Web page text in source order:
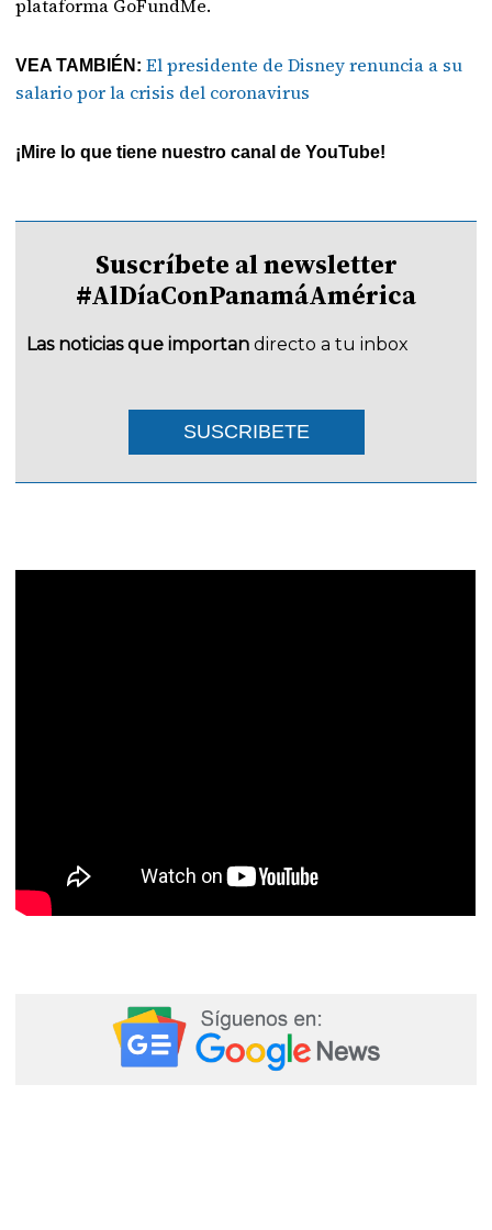
plataforma GoFundMe.
VEA TAMBIÉN: El presidente de Disney renuncia a su
salario por la crisis del coronavirus
¡Mire lo que tiene nuestro canal de YouTube!
Suscríbete al newsletter
#AlDíaConPanamáAmérica
Las noticias que importan directo a tu inbox
SUSCRIBETE